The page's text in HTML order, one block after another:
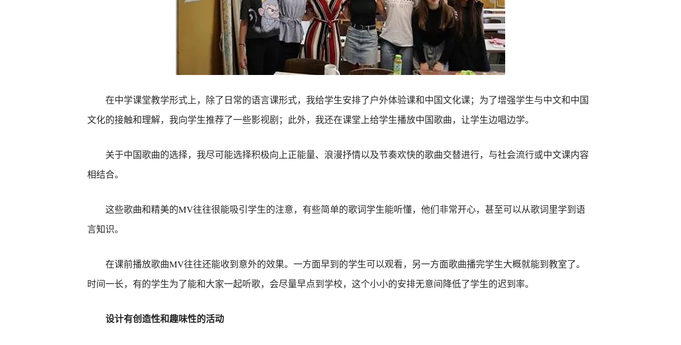
在中学课堂教学形式上，除了日常的语言课形式，我给学生安排了户外体验课和中国文化课；为了增强学生与中文和中国
文化的接触和理解，我向学生推荐了一些影视剧；此外，我还在课堂上给学生播放中国歌曲，让学生边唱边学。
关于中国歌曲的选择，我尽可能选择积极向上正能量、浪漫抒情以及节奏欢快的歌曲交替进行，与社会流行或中文课内容
相结合。
这些歌曲和精美的MV往往很能吸引学生的注意，有些简单的歌词学生能听懂，他们非常开心，甚至可以从歌词里学到语
言知识。
在课前播放歌曲MV往往还能收到意外的效果。一方面早到的学生可以观看，另一方面歌曲播完学生大概就能到教室了。
时间一长，有的学生为了能和大家一起听歌，会尽量早点到学校，这个小小的安排无意间降低了学生的迟到率。
设计有创造性和趣味性的活动